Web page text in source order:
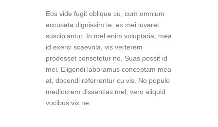
Eos vide fugit oblique cu, cum omnium
accusata dignissim te, ex mei iuvaret
suscipiantur. In mel enim voluptaria, mea
id exerci scaevola, vis verterem
prodesset consetetur no. Suas possit id
mei. Eligendi laboramus conceptam mea
at, docendi referrentur cu vis. No populo
mediocrem dissentias mel, vero aliquid
vocibus vix ne.